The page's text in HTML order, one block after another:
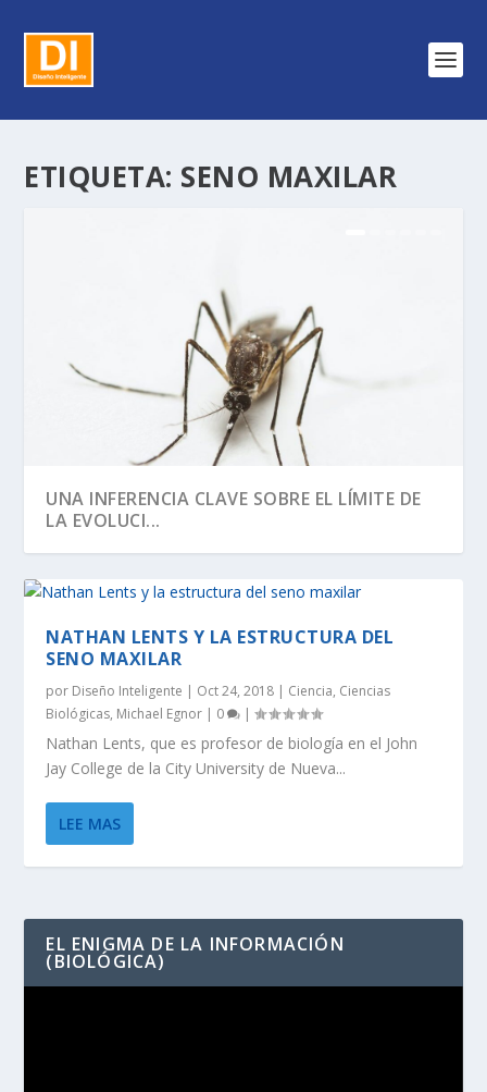
ETIQUETA: SENO MAXILAR
UNA INFERENCIA CLAVE SOBRE EL LÍMITE DE
LA EVOLUCI...
SEGÚN RICHARD DAWKINS, EL ÁRBOL DE LA
VIDA TIENE U...
DAWKINS Y EL DÍA DE DARWIN:
DISTINGUIENDO LA REALI...
EVOLUCIÓN DE LA INFORMACIÓN BIOLÓGICA:
LA DEFINICI...
LA VIDA ES LO MÁS ANTINATURAL DEL
UNIVERSO.
¡CREAMOS LA VIDA! EH, ESPERA UN
MOMENTO…
NATHAN LENTS Y LA ESTRUCTURA DEL
SENO MAXILAR
por Diseño Inteligente | Oct 24, 2018 | Ciencia, Ciencias
Biológicas, Michael Egnor | 0 |
Nathan Lents, que es profesor de biología en el John
Jay College de la City University de Nueva...
LEE MAS
EL ENIGMA DE LA INFORMACIÓN
(BIOLÓGICA)